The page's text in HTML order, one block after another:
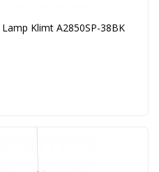
Klimt A2850SP-38BK